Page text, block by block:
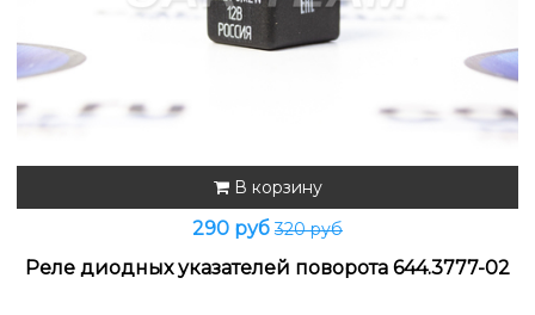
В корзину
290 руб320 руб
Реле диодных указателей поворота 644.3777-02